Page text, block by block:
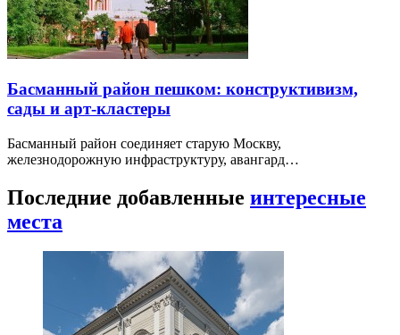
Басманный район пешком: конструктивизм,
сады и арт-кластеры
Басманный район соединяет старую Москву,
железнодорожную инфраструктуру, авангард…
Последние добавленные интересные
места